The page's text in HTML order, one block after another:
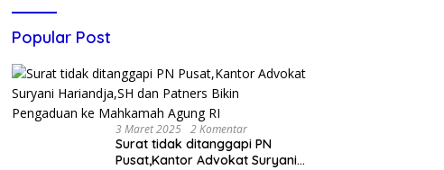
Popular Post
3 Maret 2025 2 Komentar
Surat tidak ditanggapi PN
Pusat,Kantor Advokat Suryani